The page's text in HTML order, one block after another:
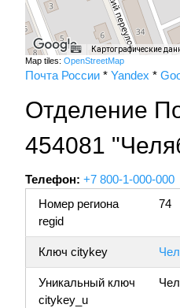
Картографические
Map tiles: OpenStreetMap
Почта России * Yandex *
Отделение
454081
Телефон: +7 800-1-000-000
Номер региона
regid
74
Ключ citykey
Уникальный ключ
citykey_u